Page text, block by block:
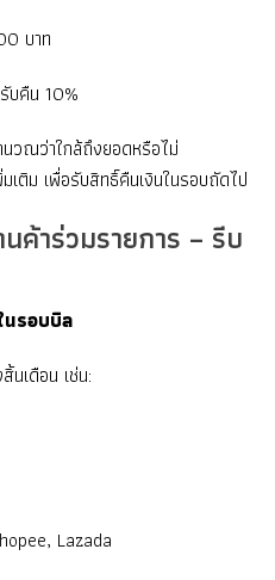
บาท
บคืน 10%
วณว่าใกล้ถึงยอดหรือไม่
เติม เพื่อรับสิทธิ์คืนเงินในรอบถัดไป
าร่วมรายการ – รีบ
นรอบบิล
นเดือน เช่น:
Lazada